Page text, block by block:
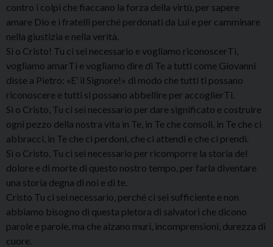
contro i colpi che fiaccano la forza della virtù, per sapere
amare Dio e i fratelli perché perdonati da Lui e per camminare
nella giustizia e nella verità.
Sì o Cristo! Tu ci sei necessario e vogliamo riconoscerTi,
vogliamo amarTi e vogliamo dire di Te a tutti come Giovanni
disse a Pietro: «E’ il Signore!» di modo che tutti ti possano
riconoscere e tutti si possano abbellire per accoglierTi.
Sì o Cristo, Tu ci sei necessario per dare significato e costruire
ogni pezzo della nostra vita in Te, in Te che consoli, in Te che ci
abbracci, in Te che ci perdoni, che ci attendi e che ci prendi.
Sì o Cristo, Tu ci sei necessario per ricomporre la storia del
dolore e di morte di questo nostro tempo, per farla diventare
una storia degna di noi e di te.
Cristo Tu ci sei necessario, perché ci sei sufficiente e non
abbiamo bisogno di questa pletora di salvatori che dicono
parole e parole, ma che alzano muri, incomprensioni, durezza di
cuore.